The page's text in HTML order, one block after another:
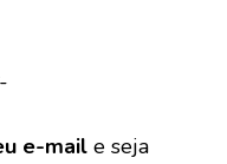
e-mail e seja